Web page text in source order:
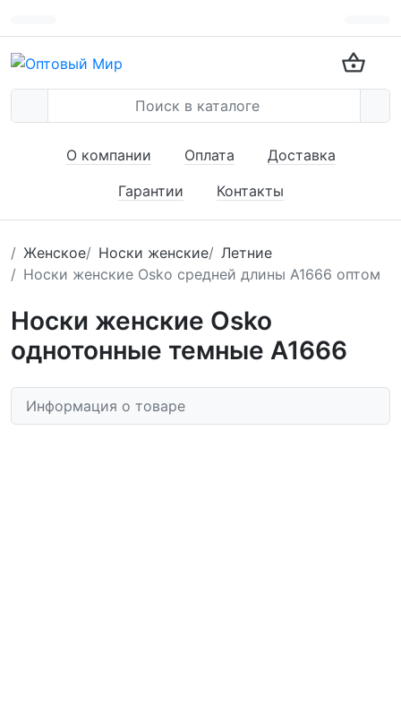
О компании Оплата
Доставка
Гарантии
Контакты
Женское Носки женские
Летние
Носки женские Osko средней длины А1666 оптом
Носки женские Osko
однотонные темные А1666
Информация о товаре